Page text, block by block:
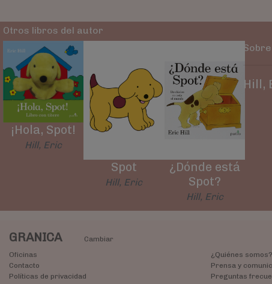
Otros libros del autor
¡Hola, Spot!
Hill, Eric
Spot
Hill, Eric
¿Dónde está
Spot?
Hill, Eric
Hill,
GRANICA
Cambiar
Oficinas
Contacto
Políticas de privacidad
¿Quiénes somos?
Prensa y
Preguntas